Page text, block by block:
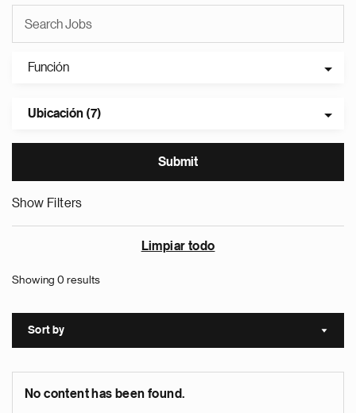
Función
Ubicación (7)
Show Filters
Limpiar todo
Showing 0 results
Sort by Sort
No content has been found.